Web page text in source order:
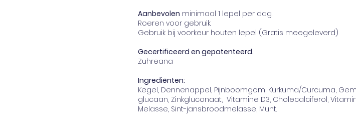
Aanbevolen minimaal 1 lepel per dag.
Roeren voor gebruik.
Gebruik bij voorkeur houten lepel (Gratis meegeleverd)
Gecertificeerd en gepatenteerd.
Zuhreana
Ingrediënten:
Kegel, Dennenappel, Pijnboomgom, Kurkuma/Curcuma,
glucaan, Zinkgluconaat, Vitamine D3, Cholecalciferol,
Melasse, Sint-jansbroodmelasse, Munt.